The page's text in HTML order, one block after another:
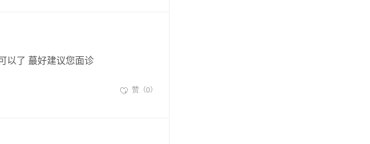
以了 蕞好建议您面诊
赞（0）